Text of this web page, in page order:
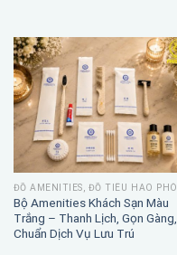
Bộ Amenities Khách Sạn Màu
Trắng – Thanh Lịch, Gọn Gàng,
Chuẩn Dịch Vụ Lưu Trú